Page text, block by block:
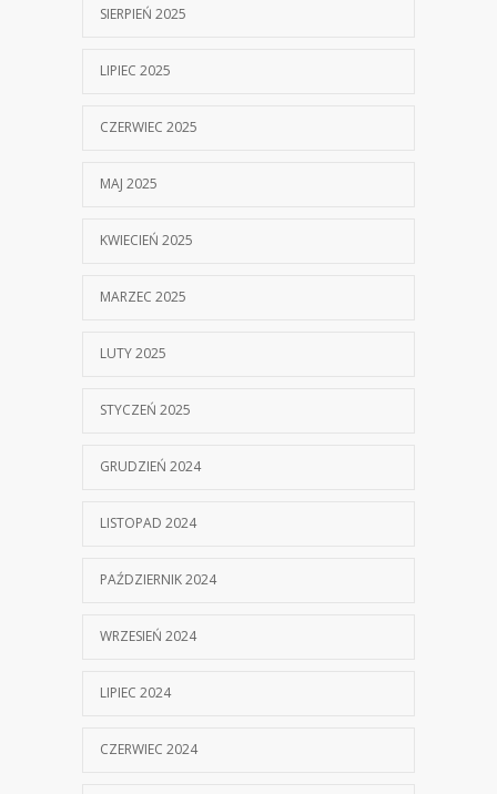
SIERPIEŃ 2025
LIPIEC 2025
CZERWIEC 2025
MAJ 2025
KWIECIEŃ 2025
MARZEC 2025
LUTY 2025
STYCZEŃ 2025
GRUDZIEŃ 2024
LISTOPAD 2024
PAŹDZIERNIK 2024
WRZESIEŃ 2024
LIPIEC 2024
CZERWIEC 2024